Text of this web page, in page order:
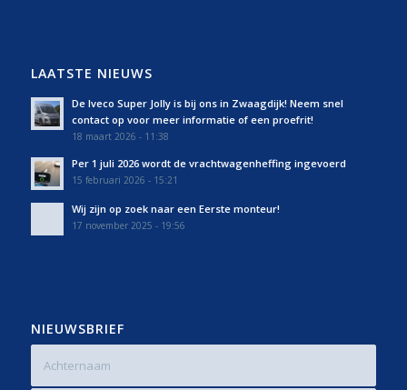
LAATSTE NIEUWS
De Iveco Super Jolly is bij ons in Zwaagdijk! Neem snel
contact op voor meer informatie of een proefrit!
18 maart 2026 - 11:38
Per 1 juli 2026 wordt de vrachtwagenheffing ingevoerd
15 februari 2026 - 15:21
Wij zijn op zoek naar een Eerste monteur!
17 november 2025 - 19:56
NIEUWSBRIEF